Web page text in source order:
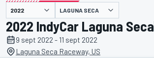
presentado por LAGUNA SECA
2022 IndyCar Laguna Seca
9 sept 2022 - 11 sept 2022
Laguna Seca Raceway, US